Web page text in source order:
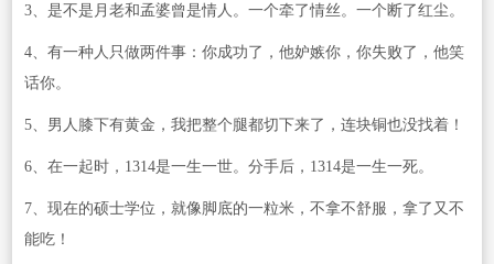
3、是不是月老和孟婆曾是情人。一个牵了情丝。一个断了红尘。
4、有一种人只做两件事：你成功了，他妒嫉你，你失败了，他笑
话你。
5、男人膝下有黄金，我把整个腿都切下来了，连块铜也没找着！
6、在一起时，1314是一生一世。分手后，1314是一生一死。
7、现在的硕士学位，就像脚底的一粒米，不拿不舒服，拿了又不
能吃！